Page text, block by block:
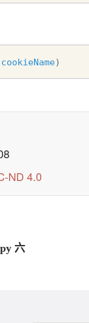
cookieName)
ND 4.0
六